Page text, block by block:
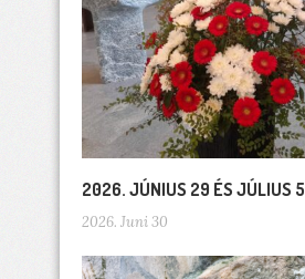
2026. JÚNIUS 29 ÉS JÚLIUS
2026. Juni 30